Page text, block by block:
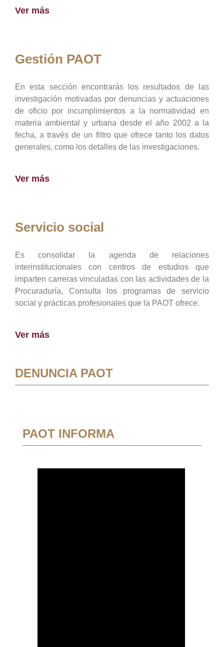
Ver más
Gestión PAOT
En esta sección encontrarás los resultados de las
investigación motivadas por denuncias y actuaciones
de oficio por incumplimientos a la normatividad en
materia ambiental y urbana desde el año 2002 a la
fecha, a través de un filtro que ofrece tanto los datos
generales, como los detalles de las investigaciones.
Ver más
Servicio social
Es consolidar la agenda de relaciones
interinstitucionales con centros de estudios que
imparten carreras vinculadas con las actividades de la
Procuraduría, Consulta los programas de servicio
social y prácticas profesionales que la PAOT ofrece.
Ver más
DENUNCIA PAOT
PAOT INFORMA